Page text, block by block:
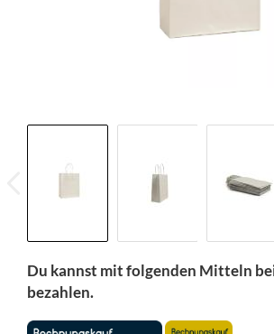
Du kannst mit folgenden Mitteln
bezahlen.